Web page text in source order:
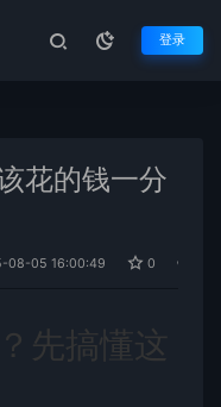
登录
花的钱一分
08-05 16:00:49 0
先搞懂这